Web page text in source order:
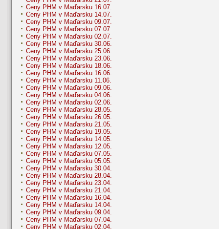
Ceny PHM v Maďarsku 16.07.
Ceny PHM v Maďarsku 14.07.
Ceny PHM v Maďarsku 09.07.
Ceny PHM v Maďarsku 07.07.
Ceny PHM v Maďarsku 02.07.
Ceny PHM v Maďarsku 30.06.
Ceny PHM v Maďarsku 25.06.
Ceny PHM v Maďarsku 23.06.
Ceny PHM v Maďarsku 18.06.
Ceny PHM v Maďarsku 16.06.
Ceny PHM v Maďarsku 11.06.
Ceny PHM v Maďarsku 09.06.
Ceny PHM v Maďarsku 04.06.
Ceny PHM v Maďarsku 02.06.
Ceny PHM v Maďarsku 28.05.
Ceny PHM v Maďarsku 26.05.
Ceny PHM v Maďarsku 21.05.
Ceny PHM v Maďarsku 19.05.
Ceny PHM v Maďarsku 14.05.
Ceny PHM v Maďarsku 12.05.
Ceny PHM v Maďarsku 07.05.
Ceny PHM v Maďarsku 05.05.
Ceny PHM v Maďarsku 30.04.
Ceny PHM v Maďarsku 28.04.
Ceny PHM v Maďarsku 23.04.
Ceny PHM v Maďarsku 21.04.
Ceny PHM v Maďarsku 16.04.
Ceny PHM v Maďarsku 14.04.
Ceny PHM v Maďarsku 09.04.
Ceny PHM v Maďarsku 07.04.
Ceny PHM v Maďarsku 02.04.